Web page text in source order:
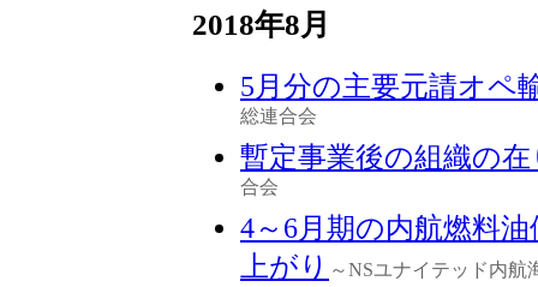
2018年8月
5月分の主要元請オペ
総連合会
暫定事業後の組織の
合会
4～6月期の内航燃料
上がり ～NSユナイテッド内航